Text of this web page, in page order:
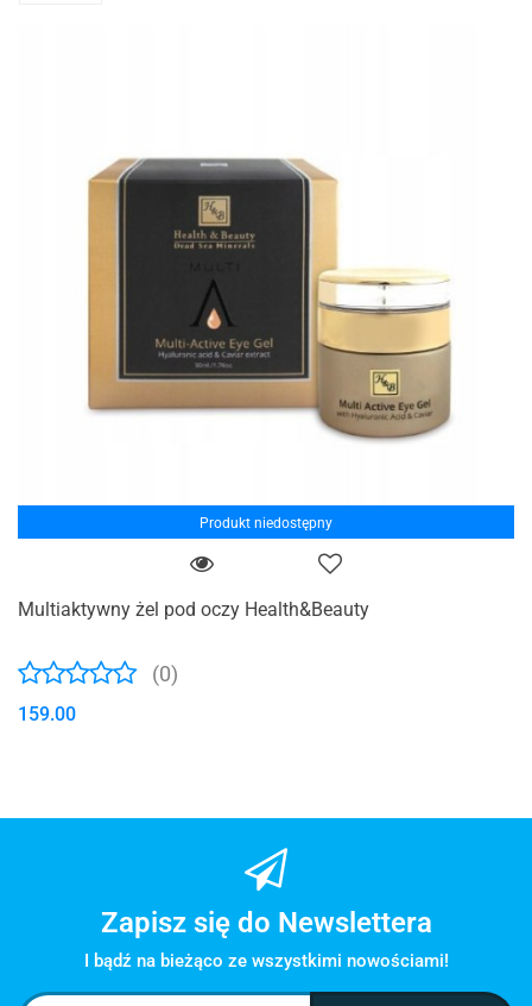
Produkt niedostępny
Multiaktywny żel pod oczy Health&Beauty
(0)
159.00
Zapisz się do Newslettera
I bądź na bieżąco ze wszystkimi nowościami!